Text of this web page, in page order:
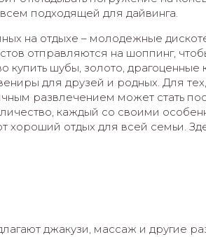
подходящей для дайвинга.
на отдыхе – молодежные
отправляются на шоппинг,
купить шубы, золото, драгоценные
для друзей и родных. Для
развлечением может стать
каждый со своими
хороший отдых для всей семьи.
джакузи, массаж и другие